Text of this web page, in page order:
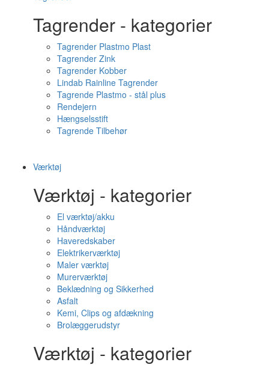
Tagrender - kategorier
Tagrender Plastmo Plast
Tagrender Zink
Tagrender Kobber
Lindab Rainline Tagrender
Tagrende Plastmo - stål plus
Rendejern
Hængselsstift
Tagrende Tilbehør
Værktøj
Værktøj - kategorier
El værktøj/akku
Håndværktøj
Haveredskaber
Elektrikerværktøj
Maler værktøj
Murerværktøj
Beklædning og Sikkerhed
Asfalt
Kemi, Clips og afdækning
Brolæggerudstyr
Værktøj - kategorier